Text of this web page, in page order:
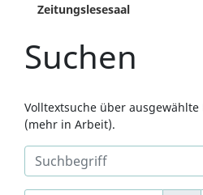
Zeitungslesesaal
Suchen
Volltextsuche über ausgewählte
(mehr in Arbeit).